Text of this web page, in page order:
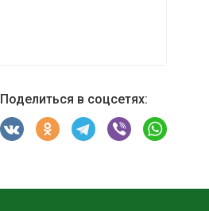
Поделиться в соцсетях: